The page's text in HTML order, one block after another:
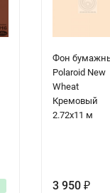
Фон
Polaroid New
Wheat
Кремовый
2.72x11 м
3 950₽